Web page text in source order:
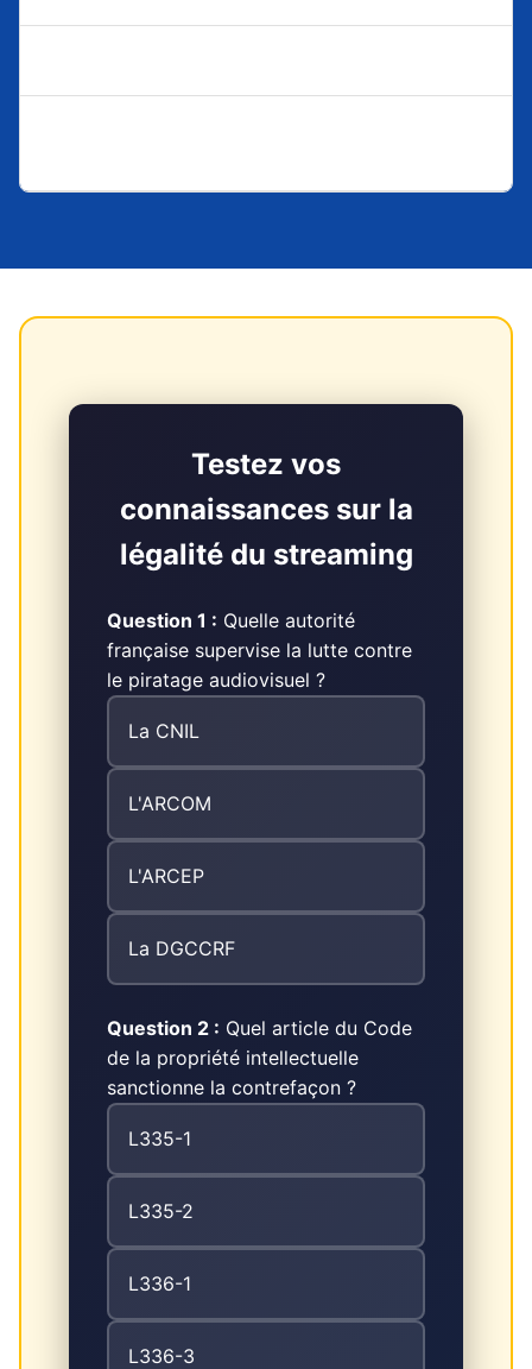
Testez vos
connaissances sur la
légalité du streaming
Question 1 : Quelle autorité
française supervise la lutte contre
le piratage audiovisuel ?
La CNIL
L'ARCOM
L'ARCEP
La DGCCRF
Question 2 : Quel article du Code
de la propriété intellectuelle
sanctionne la contrefaçon ?
L335-1
L335-2
L336-1
L336-3